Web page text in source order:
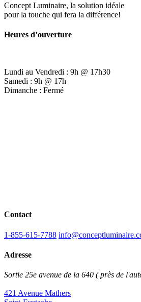
Concept Luminaire, la solution idéale
pour la touche qui fera la différence!
Heures d’ouverture
Lundi au Vendredi : 9h @ 17h30
Samedi : 9h @ 17h
Dimanche : Fermé
Contact
1-855-615-7788
Adresse
Sortie 25e avenue de la 640 ( près de
421 Avenue Mathers